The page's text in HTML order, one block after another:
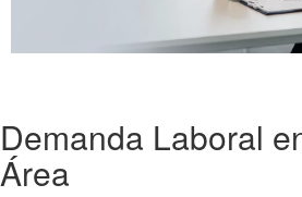
Demanda Laboral
Área